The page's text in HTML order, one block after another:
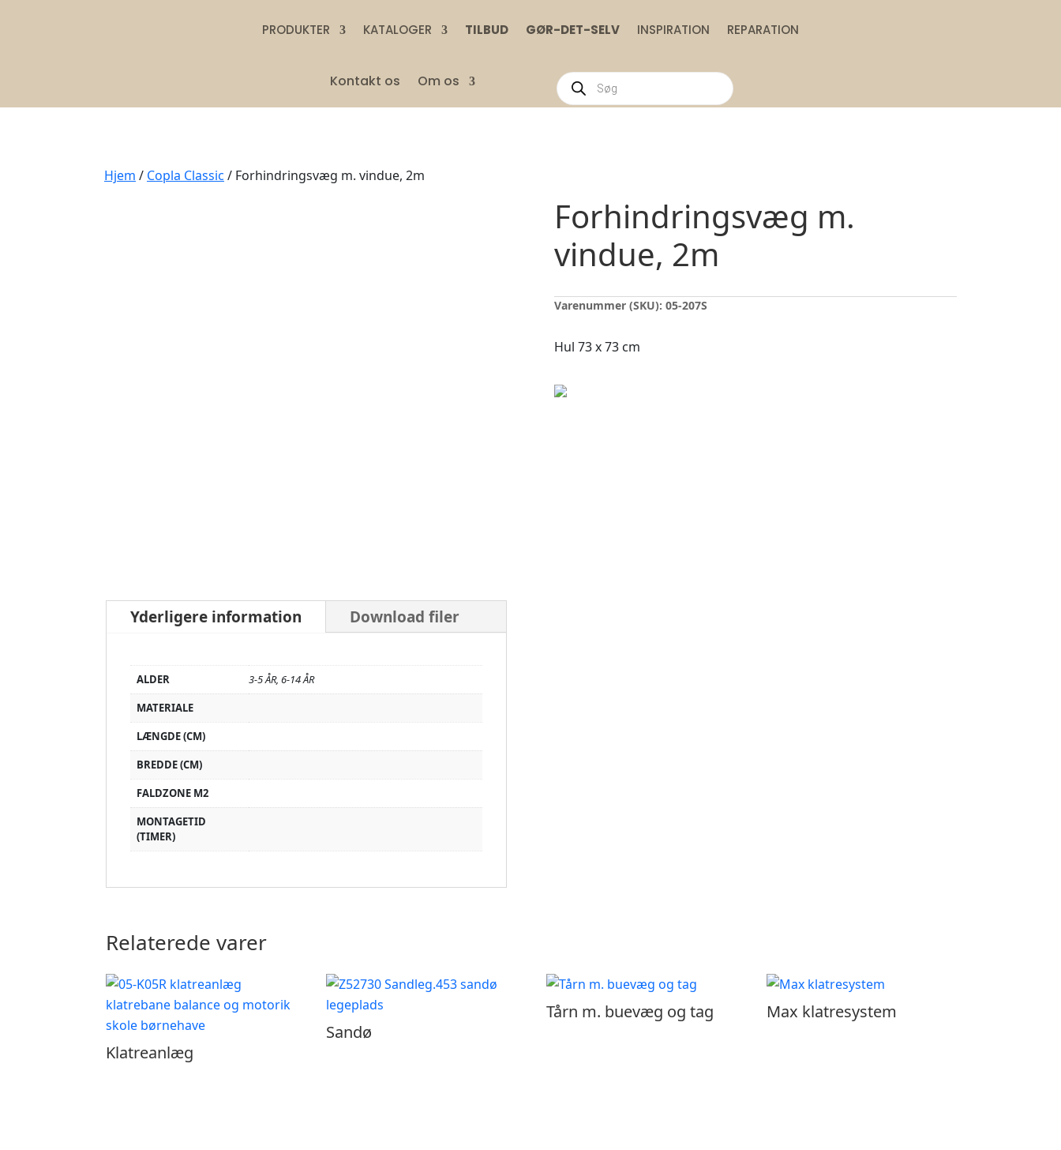
PRODUKTER KATALOGER TILBUD GØR-DET-SELV INSPIRATION REPARATION
Kontakt os Om os Products
search
Hjem / Copla Classic / Forhindringsvæg m. vindue, 2m
Forhindringsvæg m.
vindue, 2m
Varenummer (SKU): 05-207S
Hul 73 x 73 cm
Yderligere information Download filer
ALDER
3-5 ÅR, 6-14 ÅR
MATERIALE
LÆNGDE (CM)
BREDDE (CM)
FALDZONE M2
MONTAGETID
(TIMER)
Relaterede varer
Klatreanlæg
Sandø
Tårn m. buevæg og tag Max klatresystem